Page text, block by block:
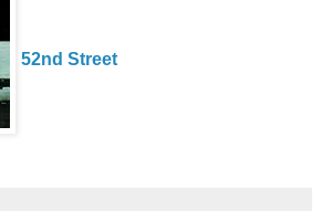
52nd Street